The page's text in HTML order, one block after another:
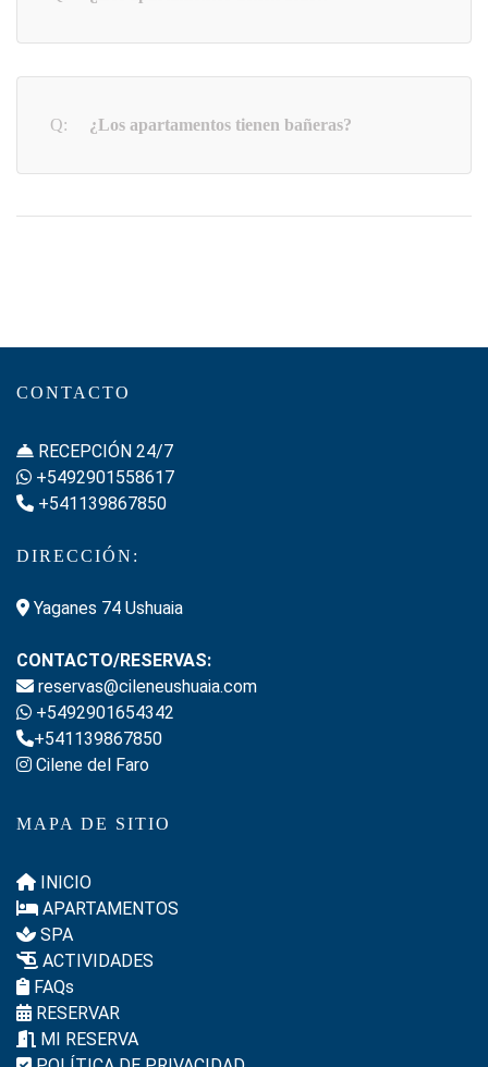
¿Los apartamentos tienen bañeras?
CONTACTO
RECEPCIÓN 24/7
+5492901558617
+541139867850
DIRECCIÓN:
Yaganes 74 Ushuaia
CONTACTO/RESERVAS:
reservas@cileneushuaia.com
+5492901654342
+541139867850
Cilene del Faro
MAPA DE SITIO
INICIO
APARTAMENTOS
SPA
ACTIVIDADES
FAQs
RESERVAR
MI RESERVA